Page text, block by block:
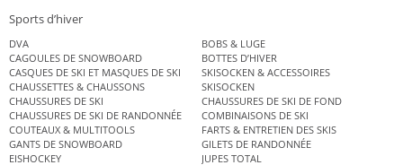
Sports d’hiver
DVA
BOBS & LUGE
CAGOULES DE SNOWBOARD
BOTTES D’HIVER
CASQUES DE SKI ET MASQUES DE SKI
SKISOCKEN & ACCESSOIRES
CHAUSSETTES & CHAUSSONS
SKISOCKEN
CHAUSSURES DE SKI
CHAUSSURES DE SKI DE FOND
CHAUSSURES DE SKI DE RANDONNÉE
COMBINAISONS DE SKI
COUTEAUX & MULTITOOLS
FARTS & ENTRETIEN DES SKIS
GANTS DE SNOWBOARD
GILETS DE RANDONNÉE
EISHOCKEY
JUPES TOTAL